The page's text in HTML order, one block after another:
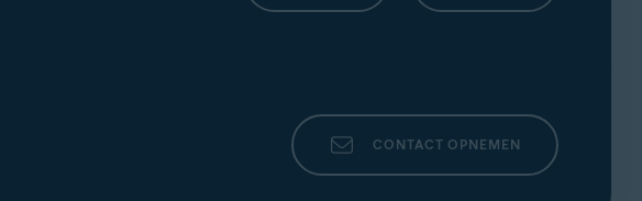
CONTACT OPNEMEN